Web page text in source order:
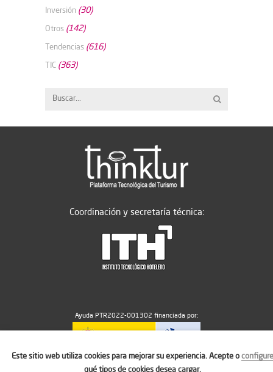
Inversión (30)
Otros (142)
Tendencias (616)
TIC (363)
Coordinación y secretaría técnica:
Ayuda PTR2022-001302 financiada por:
MICIU/AEI/10.13039/501100011033
Este sitio web utiliza cookies para mejorar su experiencia. Acepte oconfigure
qué tipos de cookies desea cargar.